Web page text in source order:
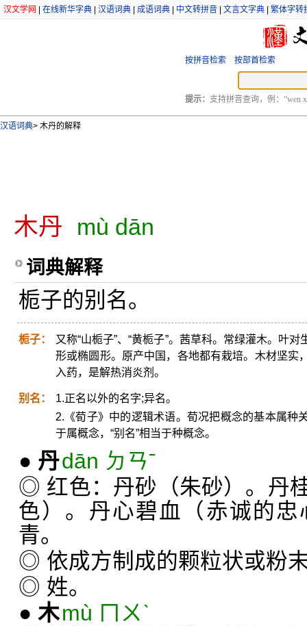
汉文学网 在线新华字典 汉语词典 成语词典 中文转拼音 文言文字典 繁体字转
按拼音检索 按部首检索
提示： 支持拼音查询，例：“wen
汉语词典> 木丹的解释
木丹 mù dān
词典解释
栀子的别名。
栀子：
又称“山栀子”、“黄栀子”。茜草科。常绿灌木。叶
形或椭圆形。原产中国，各地都有栽培。木材坚实
入药，是解热消炎剂。
别名：
1.正名以外的名字;异名。
2.《荀子》中的逻辑术语。荀况把概念的基本属种
于属概念，“别名”相当于种概念。
● 丹dān ㄉㄢˉ
◎ 红色：丹砂（朱砂）。丹
色）。丹心碧血（赤诚的
青。
◎ 依成方制成的颗粒状或粉
◎ 姓。
● 木mù ㄇㄨˋ